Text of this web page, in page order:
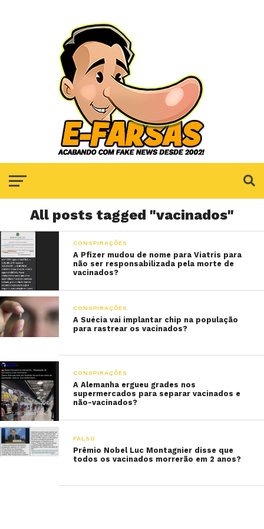
All posts tagged "vacinados"
CONSPIRAÇÕES
A Pfizer mudou de nome para Viatris para
não ser responsabilizada pela morte de
vacinados?
CONSPIRAÇÕES
A Suécia vai implantar chip na população
para rastrear os vacinados?
CONSPIRAÇÕES
A Alemanha ergueu grades nos
supermercados para separar vacinados e
não-vacinados?
FALSO
Prêmio Nobel Luc Montagnier disse que
todos os vacinados morrerão em 2 anos?